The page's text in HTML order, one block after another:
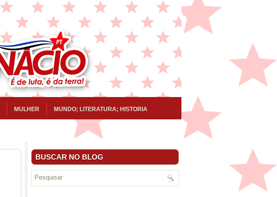
MULHER MUNDO; LITERATURA; HISTORIA
BUSCAR NO BLOG